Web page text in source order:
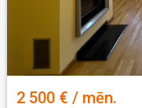
2 500 € / mēn.